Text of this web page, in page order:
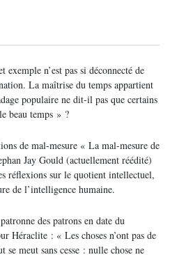
exemple n’est pas si déconnecté de
La maîtrise du temps appartient
populaire ne dit-il pas que certains
beau temps » ?
de mal-mesure « La mal-mesure de
Jay Gould (actuellement réédité)
réflexions sur le quotient intellectuel,
de l’intelligence humaine.
des patrons en date du
Héraclite : « Les choses n’ont pas de
se meut sans cesse : nulle chose ne